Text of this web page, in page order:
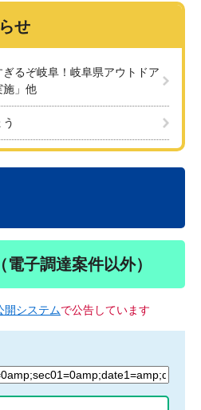
せ
るぞ岐阜！岐阜県アウトドア
施」他
子調達案件以外）
開システムで公告しています